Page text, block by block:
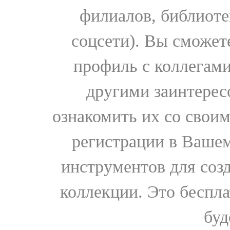
филиалов,
соцсети). Вы
профиль с
другими
ознакомить их со
регистрации в
инструментов для
коллекции. Это